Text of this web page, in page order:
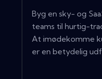
Byg en sky- og
teams til hurtig-
At imødekomme
er en betydelig